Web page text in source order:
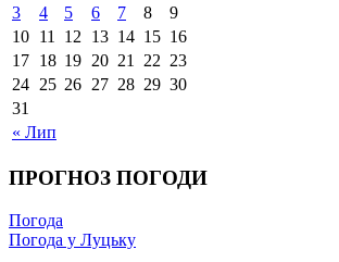
« Лип
3
4 5 6 7 8
9
10 11 12 13 14 15 16
17 18 19 20 21 22 23
24 25 26 27 28 29 30
31
ПРОГНОЗ ПОГОДИ
Погода
Погода у Луцьку